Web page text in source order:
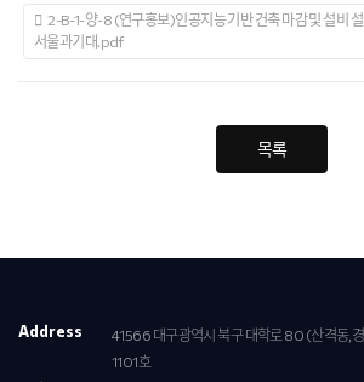
2-B-1-양-8 (연구홍보)인공지능 기반 건축 마감 및 설비 설
서울과기대.pdf
목록
Address
41566 대구광역시 북구 대학로 80 (산격동,
1101호